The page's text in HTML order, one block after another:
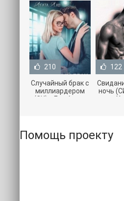
210
Случайный брак с
миллиардером
(СИ) - Лав Агата
122
ночь
Помощь проекту